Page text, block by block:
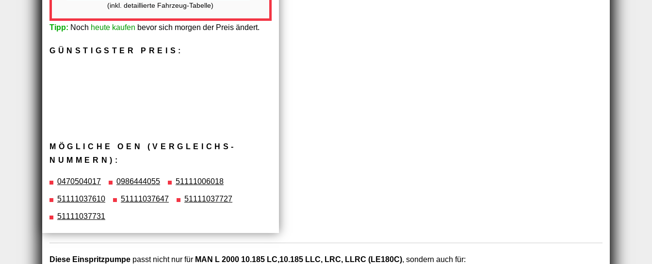
(inkl. detaillierte Fahrzeug-Tabelle)
Tipp: Noch heute kaufen bevor sich morgen der Preis ändert.
GÜNSTIGSTER PREIS:
MÖGLICHE OEN (VERGLEICHS­
NUMMERN):
0470504017 0986444055 51111006018
51111037610 51111037647 51111037727
51111037731
Diese Einspritzpumpe passt nicht nur für MAN L 2000 10.185 LC,10.185 LLC, LRC, LLRC (LE180C), sondern auch für: